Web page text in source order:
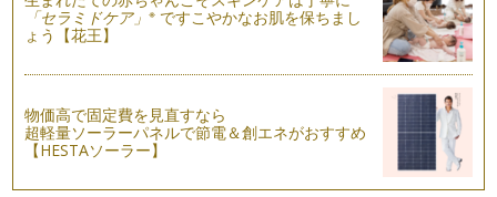
ベイクドチーズケーキ ブルーベリー添え
こんにちは！お菓子研究家 橋本清美です。今日は、初夏にふ
さわしいチーズケーキをご紹介します…
こんにちは！お菓子研究家の橋本清美です。 今回はいちごも
最終の季節となり、とびきり美味しく…
「セラミドケア」※ ですこやかなお肌を保ちまし
ょう【花王】
物価高で固定費を見直すなら
超軽量ソーラーパネルで節電＆創エネがおすすめ
【HESTAソーラー】